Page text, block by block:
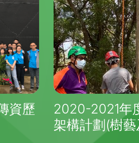
資歷
2020-2021年
架構計劃(樹